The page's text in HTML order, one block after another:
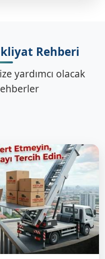
Rehberi
yardımcı olacak